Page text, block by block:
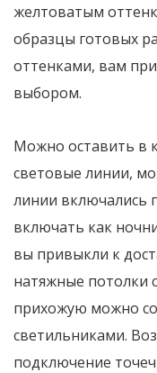
желтоватым
образцы готовых
оттенками, вам
выбором.
Можно оставить в
световые линии,
линии включались
включать как
вы привыкли к
натяжные потолки
прихожую можно
светильниками.
подключение